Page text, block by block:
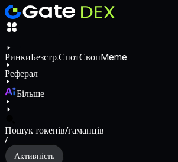
РинкиБезстр.СпотСвопMeme
Реферал
Більше
Пошук токенів/гаманців
/
Активність